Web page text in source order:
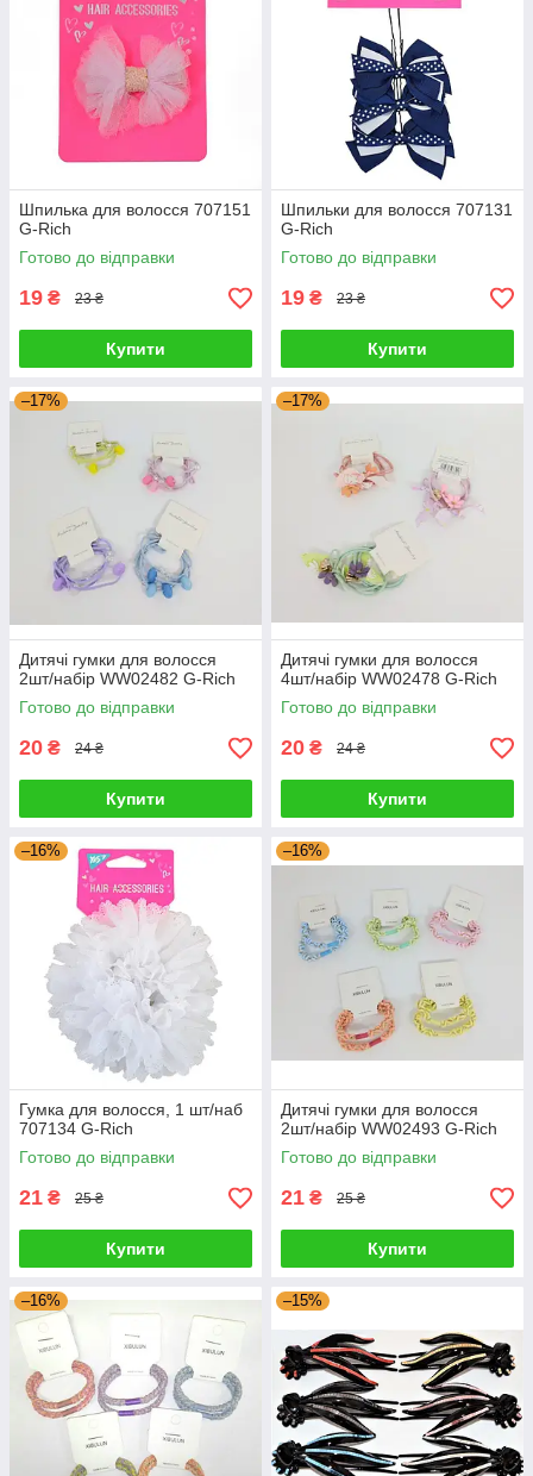
Шпилька для волосся 707151
G-Rich
Готово до відправки
19 ₴ 23 ₴
Купити
Шпильки для волосся 707131
G-Rich
Готово до відправки
19 ₴ 23 ₴
Купити
–17%
Дитячі гумки для волосся
2шт/набір WW02482 G-Rich
Готово до відправки
20 ₴ 24 ₴
Купити
–17%
Дитячі гумки для волосся
4шт/набір WW02478 G-Rich
Готово до відправки
20 ₴ 24 ₴
Купити
–16%
Гумка для волосся, 1 шт/наб
707134 G-Rich
Готово до відправки
21 ₴ 25 ₴
Купити
–16%
Дитячі гумки для волосся
2шт/набір WW02493 G-Rich
Готово до відправки
21 ₴ 25 ₴
Купити
–16% –15%